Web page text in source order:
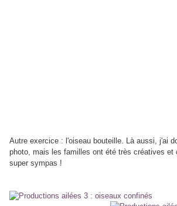
Autre exercice : l'oiseau bouteille. Là aussi, j'ai
photo, mais les familles ont été très créatives et
super sympas !